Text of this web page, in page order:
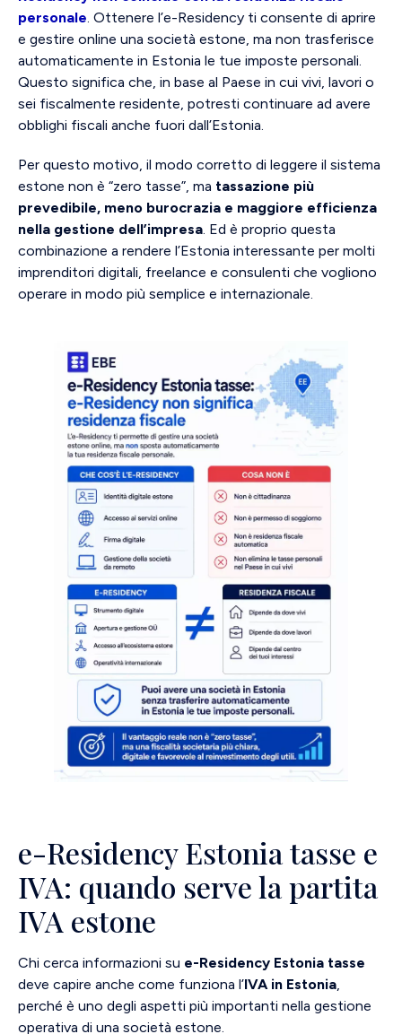
personale. Ottenere l’e-Residency ti consente di aprire
e gestire online una società estone, ma non trasferisce
automaticamente in Estonia le tue imposte personali.
Questo significa che, in base al Paese in cui vivi, lavori o
sei fiscalmente residente, potresti continuare ad avere
obblighi fiscali anche fuori dall’Estonia.
Per questo motivo, il modo corretto di leggere il sistema
estone non è “zero tasse”, ma tassazione più
prevedibile, meno burocrazia e maggiore efficienza
nella gestione dell’impresa. Ed è proprio questa
combinazione a rendere l’Estonia interessante per molti
imprenditori digitali, freelance e consulenti che vogliono
operare in modo più semplice e internazionale.
e-Residency Estonia tasse e
IVA: quando serve la partita
IVA estone
Chi cerca informazioni su e-Residency Estonia tasse
deve capire anche come funziona l’IVA in Estonia,
perché è uno degli aspetti più importanti nella gestione
operativa di una società estone.